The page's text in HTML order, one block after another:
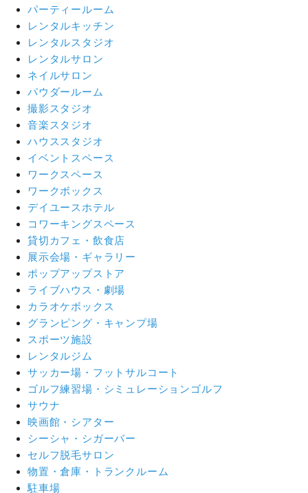
パーティールーム
レンタルキッチン
レンタルスタジオ
レンタルサロン
ネイルサロン
パウダールーム
撮影スタジオ
音楽スタジオ
ハウススタジオ
イベントスペース
ワークスペース
ワークボックス
デイユースホテル
コワーキングスペース
貸切カフェ・飲食店
展示会場・ギャラリー
ポップアップストア
ライブハウス・劇場
カラオケボックス
グランピング・キャンプ場
スポーツ施設
レンタルジム
サッカー場・フットサルコート
ゴルフ練習場・シミュレーションゴルフ
サウナ
映画館・シアター
シーシャ・シガーバー
セルフ脱毛サロン
物置・倉庫・トランクルーム
駐車場